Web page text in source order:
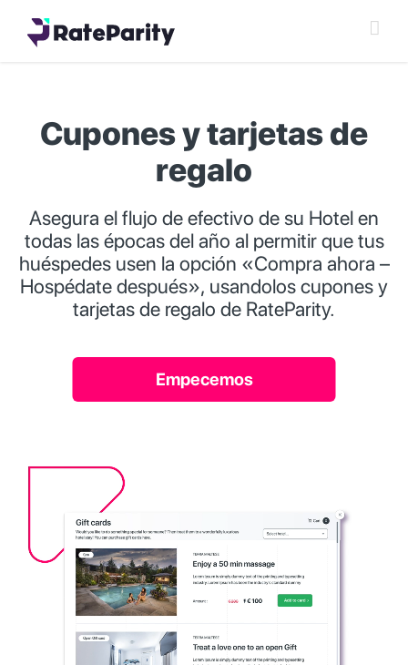
content
RateParity / Plataforma / Vouchers & Gift Cards
Cupones y tarjetas de
regalo
Asegura el flujo de efectivo de su Hotel en
todas las épocas del año al permitir que tus
huéspedes usen la opción «Compra ahora –
Hospédate después», usandolos cupones y
tarjetas de regalo de RateParity.
Empecemos